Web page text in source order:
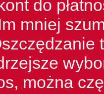
do
mniej
można